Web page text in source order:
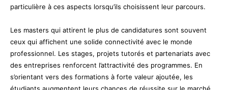
particulière à ces aspects lorsqu’ils choisissent leur parcours.
Les masters qui attirent le plus de candidatures sont souvent
ceux qui affichent une solide connectivité avec le monde
professionnel. Les stages, projets tutorés et partenariats avec
des entreprises renforcent l’attractivité des programmes. En
s’orientant vers des formations à forte valeur ajoutée, les
étudiants augmentent leurs chances de réussite sur le marché